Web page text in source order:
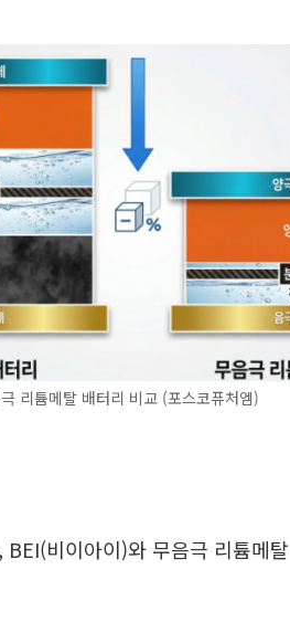
리튬메탈 배터리 비교 (포스코퓨처엠)
비이아이)와 무음극 리튬메